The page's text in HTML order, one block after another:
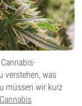
verstehen, was
müssen wir kurz